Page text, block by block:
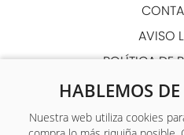
HABLEMOS
Nuestra web utiliza cookies
AVISO
POLÍTICA DE
POLÍTICA
TÉRMINOS Y